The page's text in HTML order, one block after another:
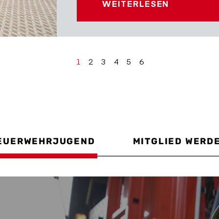
WEITERLESEN
1 2 3 4 5 6
MITGLIED